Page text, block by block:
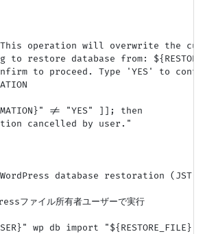
This operation will overwrite the
to restore database from:
to proceed. Type 'YES' to
!= "YES" ]]; then
cancelled by user."
database restoration (JST:
ファイル所有者ユーザーで実行
wp db import "${RESTORE_FILE}"